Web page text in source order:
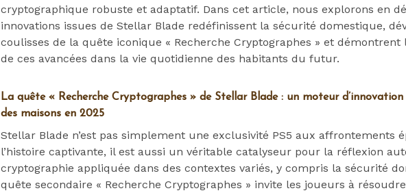
cryptographique robuste et adaptatif. Dans cet article, nous explorons en
innovations issues de Stellar Blade redéfinissent la sécurité domestique,
coulisses de la quête iconique « Recherche Cryptographes » et démontrent
de ces avancées dans la vie quotidienne des habitants du futur.
La quête « Recherche Cryptographes » de Stellar Blade : un moteur
des maisons en 2025
Stellar Blade n’est pas simplement une exclusivité PS5 aux affrontements
l’histoire captivante, il est aussi un véritable catalyseur pour la réflexion
cryptographie appliquée dans des contextes variés, y compris la sécurité
quête secondaire « Recherche Cryptographes » invite les joueurs à